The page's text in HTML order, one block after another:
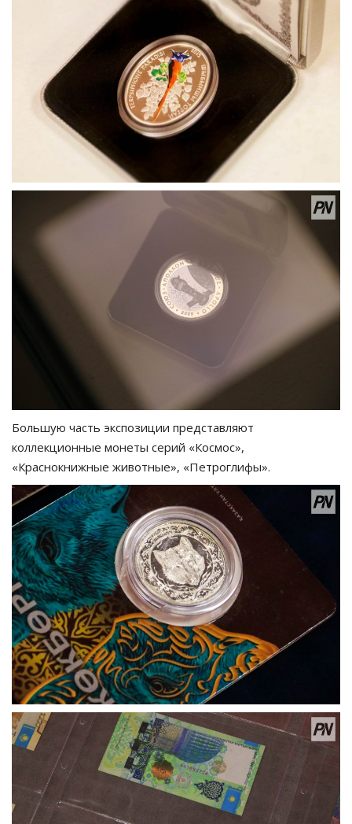
Большую часть экспозиции представляют
коллекционные монеты серий «Космос»,
«Краснокнижные животные», «Петроглифы».